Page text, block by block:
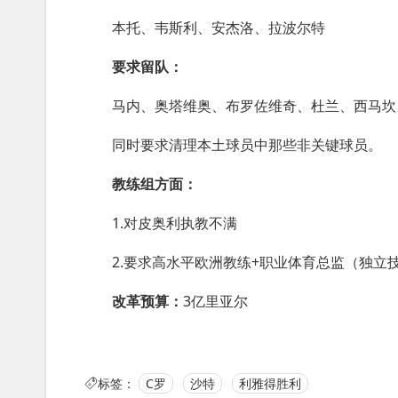
本托、韦斯利、安杰洛、拉波尔特
要求留队：
马内、奥塔维奥、布罗佐维奇、杜兰、西马坎
同时要求清理本土球员中那些非关键球员。
教练组方面：
1.对皮奥利执教不满
2.要求高水平欧洲教练+职业体育总监（独立
改革预算： 3亿里亚尔
标签： C罗 沙特 利雅得胜利